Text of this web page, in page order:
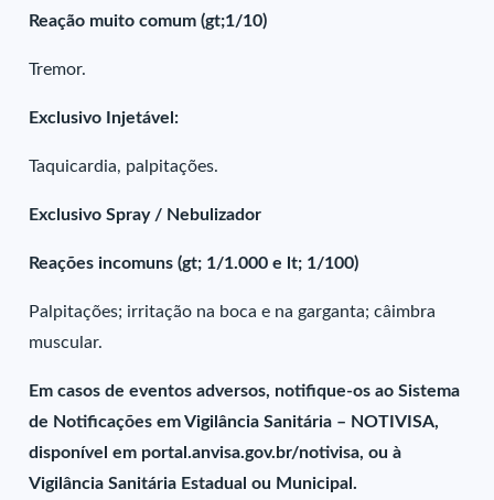
Reação muito comum (gt;1/10)
Tremor.
Exclusivo Injetável:
Taquicardia, palpitações.
Exclusivo Spray / Nebulizador
Reações incomuns (gt; 1/1.000 e lt; 1/100)
Palpitações; irritação na boca e na garganta; câimbra
muscular.
Em casos de eventos adversos, notifique-os ao Sistema
de Notificações em Vigilância Sanitária – NOTIVISA,
disponível em portal.anvisa.gov.br/notivisa, ou à
Vigilância Sanitária Estadual ou Municipal.